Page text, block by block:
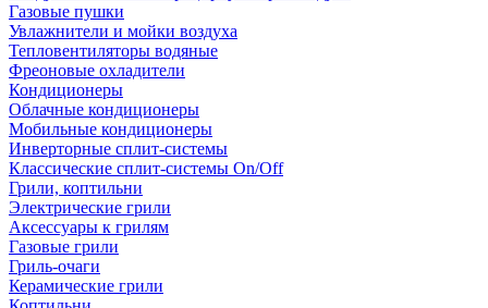
Газовые пушки
Увлажнители и мойки воздуха
Тепловентиляторы водяные
Фреоновые охладители
Кондиционеры
Облачные кондиционеры
Мобильные кондиционеры
Инверторные сплит-системы
Классические сплит-системы On/Off
Грили, коптильни
Электрические грили
Аксессуары к грилям
Газовые грили
Гриль-очаги
Керамические грили